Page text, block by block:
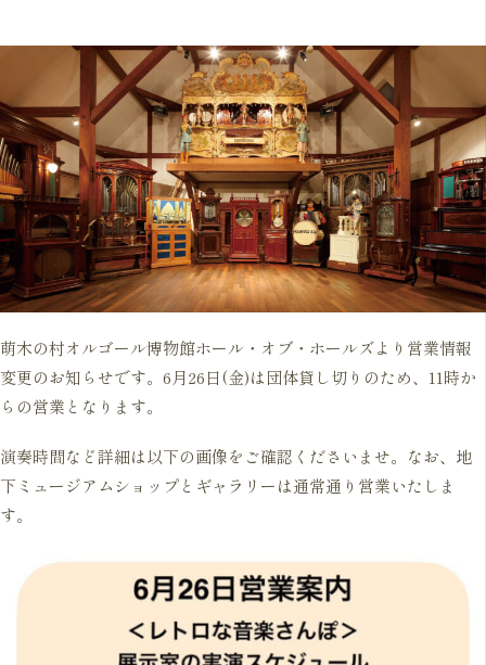
萌木の村オルゴール博物館ホール・オブ・ホールズより営業情報
変更のお知らせです。6月26日(金)は団体貸し切りのため、11時か
らの営業となります。
演奏時間など詳細は以下の画像をご確認くださいませ。なお、地
下ミュージアムショップとギャラリーは通常通り営業いたしま
す。